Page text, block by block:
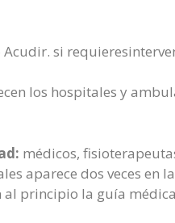
si
los hospitales y
médicos,
aparece dos veces
al principio la guía